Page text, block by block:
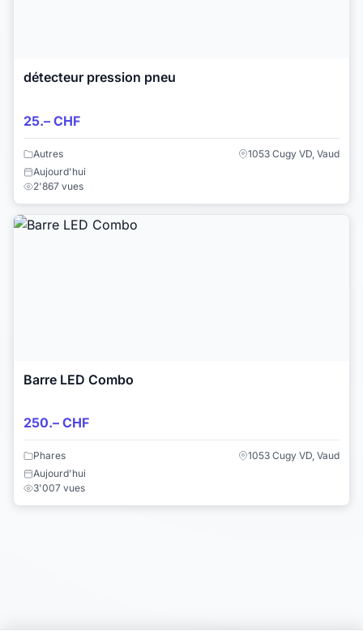
détecteur pression pneu
25.– CHF
Autres
1053 Cugy VD, Vaud
Aujourd'hui
2'867 vues
Barre LED Combo
250.– CHF
Phares
1053 Cugy VD, Vaud
Aujourd'hui
3'007 vues